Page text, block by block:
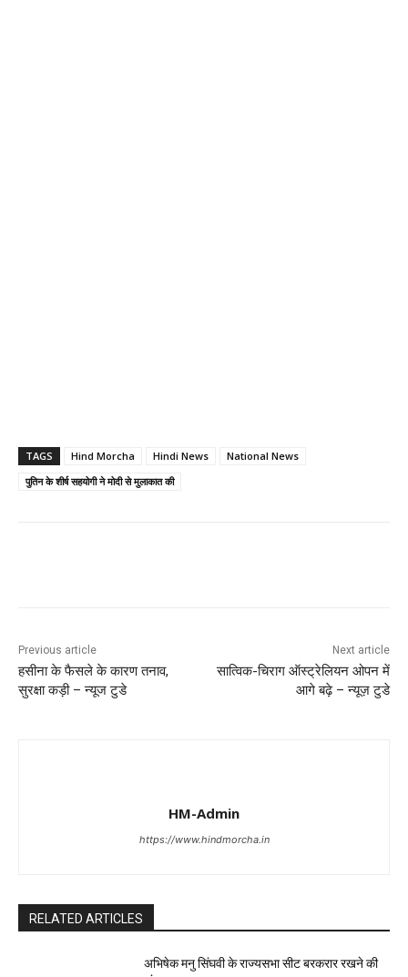
TAGS Hind Morcha Hindi News
National News
पुतिन के शीर्ष सहयोगी ने मोदी से मुलाकात की
Previous article
हसीना के फैसले के कारण तनाव,
सुरक्षा कड़ी – न्यूज टुडे
Next article
सात्विक-चिराग ऑस्ट्रेलियन ओपन में
आगे बढ़े – न्यूज़ टुडे
HM-Admin
https://www.hindmorcha.in
RELATED ARTICLES
अभिषेक मनु सिंघवी के राज्यसभा सीट बरकरार रखने की